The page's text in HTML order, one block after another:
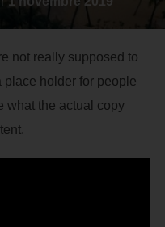
not really supposed to
place holder for people
what the actual copy